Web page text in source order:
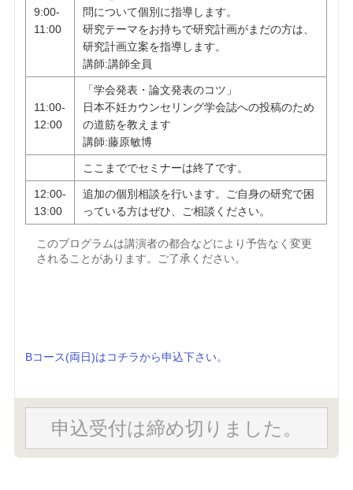
9:00-
11:00
問について個別に指導します。
研究テーマをお持ちで研究計画がまだの方は、
研究計画立案を指導します。
講師:講師全員
11:00-
12:00
「学会発表・論文発表のコツ」
日本不妊カウンセリング学会誌への投稿のため
の道筋を教えます
講師:藤原敏博
ここまででセミナーは終了です。
12:00-
13:00
追加の個別相談を行います。ご自身の研究で困
っている方はぜひ、ご相談ください。
このプログラムは講演者の都合などにより予告なく変更
されることがあります。ご了承ください。
Bコース(両日)はコチラから申込下さい。
申込受付は締め切りました。